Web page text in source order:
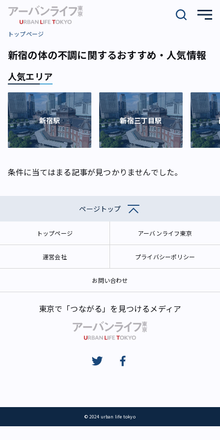
トップページ
新宿の体の不調に関するおすすめ・人気情報
人気エリア
新宿駅 新宿三丁目駅
条件に当てはまる記事が見つかりませんでした。
ページトップ
トップページ アーバンライフ東京
運営会社 プライバシーポリシー
お問い合わせ
東京で「つながる」を見つけるメディア
© 2024 urban life tokyo